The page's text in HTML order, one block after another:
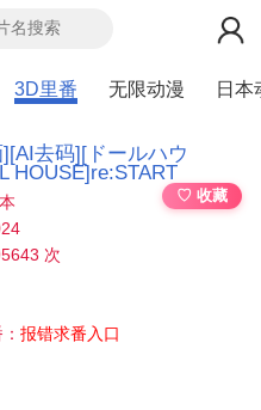
3D里番 无限动漫 日本
去码][ドールハウ
HOUSE]re:START
♡ 收藏
次
：报错求番入口